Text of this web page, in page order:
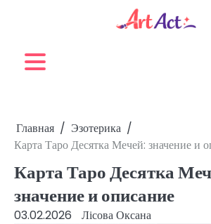
Главная
Эзотерика
Карта Таро Десятка Мечей: значение и
Карта Таро Десятка
значение и описание
03.02.2026 Лісова Оксана